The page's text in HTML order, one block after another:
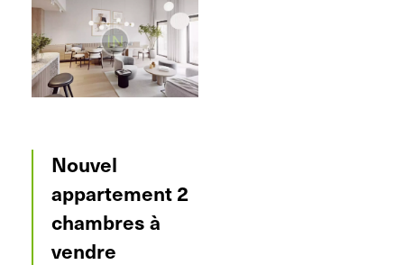
Nouvel
appartement 2
chambres à
vendre